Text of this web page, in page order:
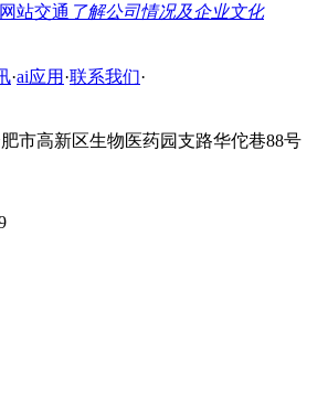
站交通 了解公司情况及企业文化
·ai应用 ·联系我们·
市高新区生物医药园支路华佗巷88号